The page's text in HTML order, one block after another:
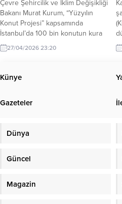
Çevre Şehircilik ve İklim Değişikliği
Bakanı Murat Kurum, “Yüzyılın
Konut Projesi” kapsamında
İstanbul’da 100 bin konutun kura
sürecinin tamamlandığını açıkladı.
Böylece 81 ildeki kura işlemleri ile
Çevre, Şehircilik ve İklim Değişikliği
Bakanı Murat Kurum, “Yüzyılın
İstanbul’daki 100 bin konut için
27/04/2026 23:20
Künye
Gazeteler
Dünya
Güncel
Magazin